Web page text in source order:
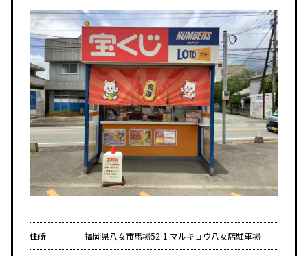
住所 福岡県八女市馬場52-1 マルキョウ八女店駐車場